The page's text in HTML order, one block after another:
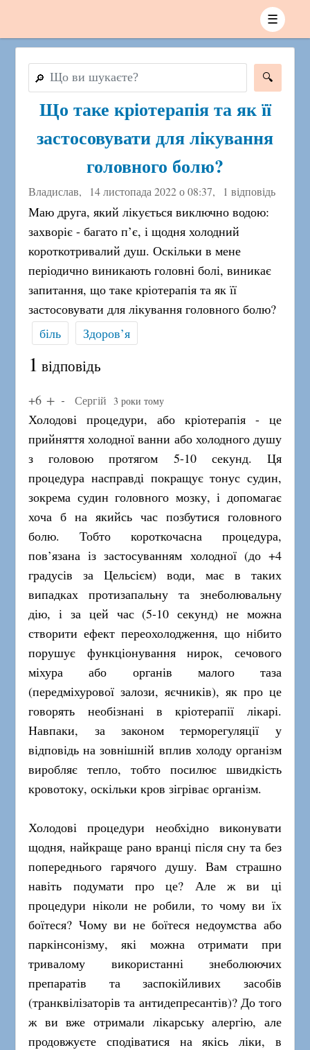
☰
🔎
Що таке кріотерапія та як її
застосовувати для лікування
головного болю?
Владислав, 14 листопада 2022 о 08:37, 1 відповідь
Маю друга, який лікується виключно водою:
захворіє - багато п’є, і щодня холодний
короткотривалий душ. Оскільки в мене
періодично виникають головні болі, виникає
запитання, що таке кріотерапія та як її
застосовувати для лікування головного болю?
біль
Здоров’я
1 відповідь
+6 Сергій 3 роки тому
Холодові процедури, або кріотерапія - це
прийняття холодної ванни або холодного душу
з головою протягом 5-10 секунд. Ця
процедура насправді покращує тонус судин,
зокрема судин головного мозку, і допомагає
хоча б на якийсь час позбутися головного
болю. Тобто короткочасна процедура,
пов’язана із застосуванням холодної (до +4
градусів за Цельсієм) води, має в таких
випадках протизапальну та знеболювальну
дію, і за цей час (5-10 секунд) не можна
створити ефект переохолодження, що нібито
порушує функціонування нирок, сечового
міхура або органів малого таза
(передміхурової залози, яєчників), як про це
говорять необізнані в кріотерапії лікарі.
Навпаки, за законом терморегуляції у
відповідь на зовнішній вплив холоду організм
виробляє тепло, тобто посилює швидкість
кровотоку, оскільки кров зігріває організм.
Холодові процедури необхідно виконувати
щодня, найкраще рано вранці після сну та без
попереднього гарячого душу. Вам страшно
навіть подумати про це? Але ж ви ці
процедури ніколи не робили, то чому ви їх
боїтеся? Чому ви не боїтеся недоумства або
паркінсонізму, які можна отримати при
тривалому використанні знеболюючих
препаратів та заспокійливих засобів
(транквілізаторів та антидепресантів)? До того
ж ви вже отримали лікарську алергію, але
продовжуєте сподіватися на якісь ліки, в